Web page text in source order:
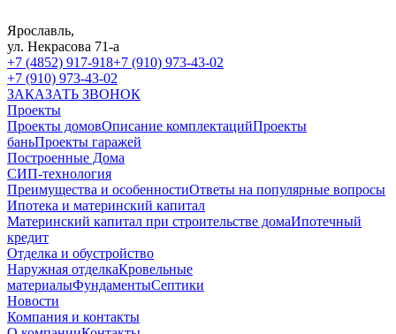
Ярославль,
ул. Некрасова 71-а
+7 (4852) 917-918+7 (910) 973-43-02
+7 (910) 973-43-02
ЗАКАЗАТЬ ЗВОНОК
Проекты
Проекты домовОписание комплектацийПроекты
баньПроекты гаражей
Построенные Дома
СИП-технология
Преимущества и особенностиОтветы на популярные вопросы
Ипотека и материнский капитал
Материнский капитал при строительстве домаИпотечный
кредит
Отделка и обустройство
Наружная отделкаКровельные
материалыФундаментыСептики
Новости
Компания и контакты